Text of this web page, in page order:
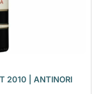
2010 | ANTINORI